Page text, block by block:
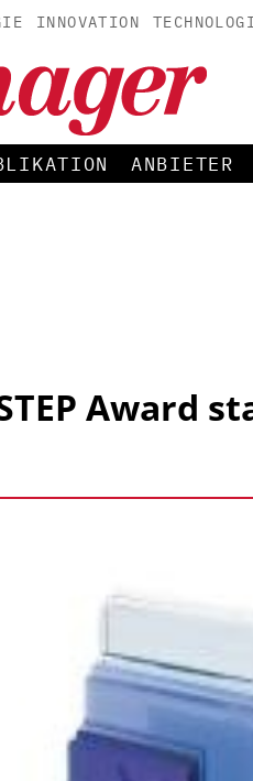
INNOVATION
ANBIETER
Award